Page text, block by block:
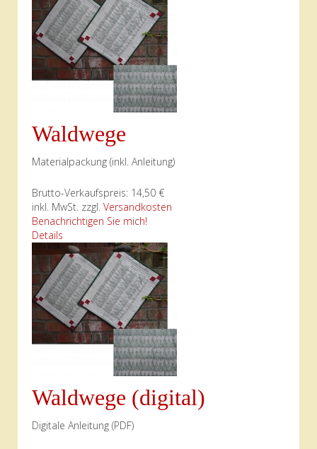
Waldwege
Materialpackung (inkl. Anleitung)
Brutto-Verkaufspreis: 14,50 €
inkl. MwSt. zzgl. Versandkosten
Benachrichtigen Sie mich!
Details
Waldwege (digital)
Digitale Anleitung (PDF)